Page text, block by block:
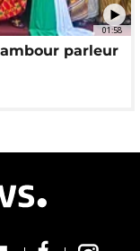
01:58
parleur